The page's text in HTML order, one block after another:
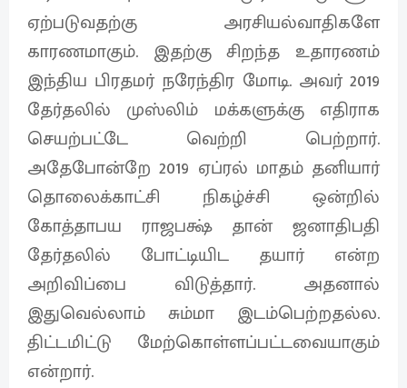
ஏற்படுவதற்கு அரசியல்வாதிகளே
காரணமாகும். இதற்கு சிறந்த உதாரணம்
இந்திய பிரதமர் நரேந்திர மோடி. அவர் 2019
தேர்தலில் முஸ்லிம் மக்களுக்கு எதிராக
செயற்பட்டே வெற்றி பெற்றார்.
அதேபோன்றே 2019 ஏப்ரல் மாதம் தனியார்
தொலைக்காட்சி நிகழ்ச்சி ஒன்றில்
கோத்தாபய ராஜபக்ஷ் தான் ஜனாதிபதி
தேர்தலில் போட்டியிட தயார் என்ற
அறிவிப்பை விடுத்தார். அதனால்
இதுவெல்லாம் சும்மா இடம்பெற்றதல்ல.
திட்டமிட்டு மேற்கொள்ளப்பட்டவையாகும்
என்றார்.